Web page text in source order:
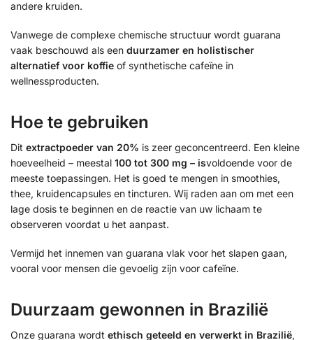
andere kruiden.
Vanwege de complexe chemische structuur wordt guarana
vaak beschouwd als een duurzamer en holistischer
alternatief voor koffie of synthetische cafeïne in
wellnessproducten.
Hoe te gebruiken
Dit extractpoeder van 20% is zeer geconcentreerd. Een kleine
hoeveelheid – meestal 100 tot 300 mg – isvoldoende voor de
meeste toepassingen. Het is goed te mengen in smoothies,
thee, kruidencapsules en tincturen. Wij raden aan om met een
lage dosis te beginnen en de reactie van uw lichaam te
observeren voordat u het aanpast.
Vermijd het innemen van guarana vlak voor het slapen gaan,
vooral voor mensen die gevoelig zijn voor cafeïne.
Duurzaam gewonnen in Brazilië
Onze guarana wordt ethisch geteeld en verwerkt in Brazilië,